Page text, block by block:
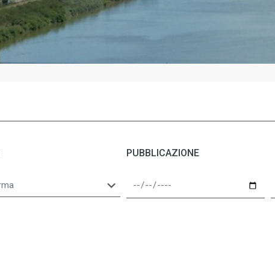
PUBBLICAZIONE